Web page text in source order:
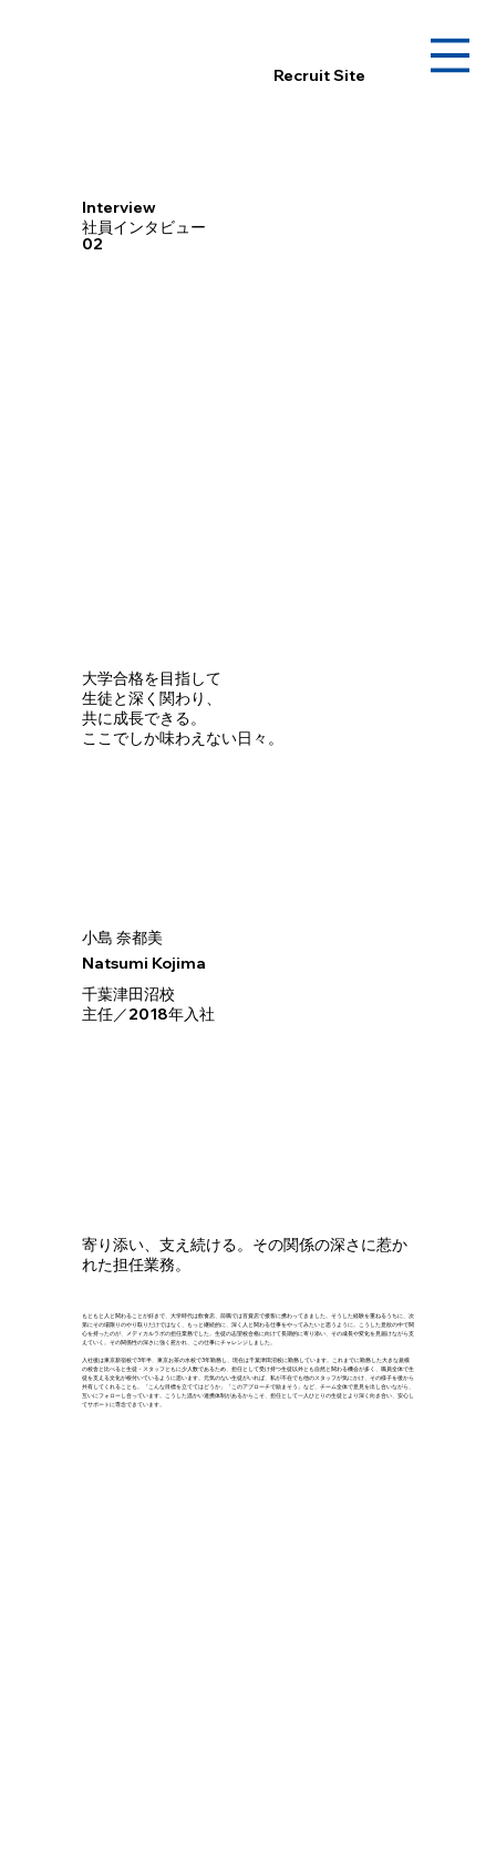
Recruit Site
Interview
社員インタビュー
02
小島 奈都美
Natsumi Kojima
千葉津田沼校
主任／2018年入社
大学合格を目指して
生徒と深く関わり、
共に成長できる。
ここでしか味わえない日々。
寄り添い、支え続ける。その関係の深さに惹か
れた担任業務。
もともと人と関わることが好きで、大学時代は飲食店、前職では百貨店で接客に携わってきました。そうした経験を重ねるうちに、次
第にその場限りのやり取りだけではなく、もっと継続的に、深く人と関わる仕事をやってみたいと思うように。こうした意欲の中で関
心を持ったのが、メディカルラボの担任業務でした。生徒の志望校合格に向けて長期的に寄り添い、その成長や変化を見届けながら支
えていく。その関係性の深さに強く惹かれ、この仕事にチャレンジしました。
入社後は東京新宿校で3年半、東京お茶の水校で3年勤務し、現在は千葉津田沼校に勤務しています。これまでに勤務した大きな規模
の校舎と比べると生徒・スタッフともに少人数であるため、担任として受け持つ生徒以外とも自然と関わる機会が多く、職員全体で生
徒を支える文化が根付いているように思います。元気のない生徒がいれば、私が不在でも他のスタッフが気にかけ、その様子を後から
共有してくれることも。「こんな目標を立ててはどうか」「このアプローチで励まそう」など、チーム全体で意見を出し合いながら、
互いにフォローし合っています。こうした温かい連携体制があるからこそ、担任として一人ひとりの生徒とより深く向き合い、安心し
てサポートに専念できています。